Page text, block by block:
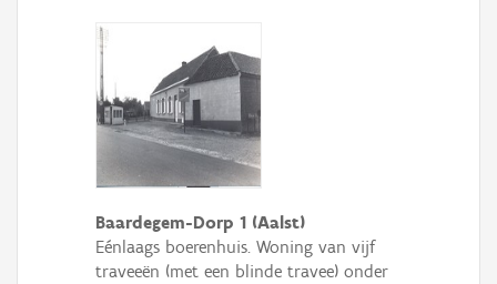
Baardegem-Dorp 1 (Aalst)
Eénlaags boerenhuis. Woning van vijf
traveeën (met een blinde travee) onder